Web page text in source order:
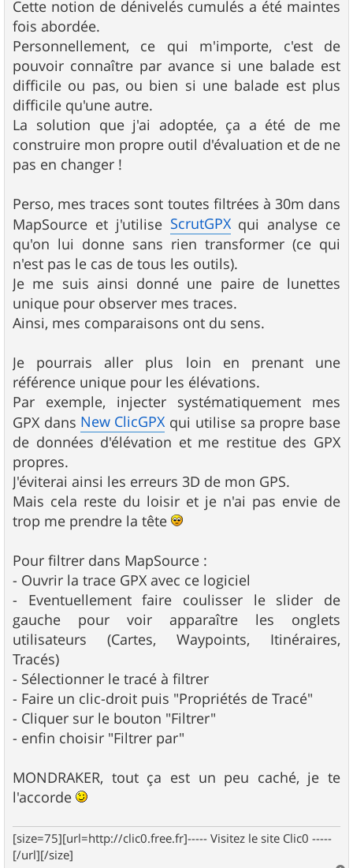
Cette notion de dénivelés cumulés a été maintes
fois abordée.
Personnellement, ce qui m'importe, c'est de
pouvoir connaître par avance si une balade est
difficile ou pas, ou bien si une balade est plus
difficile qu'une autre.
La solution que j'ai adoptée, ça a été de me
construire mon propre outil d'évaluation et de ne
pas en changer !
Perso, mes traces sont toutes filtrées à 30m dans
MapSource et j'utilise ScrutGPXqui analyse ce
qu'on lui donne sans rien transformer (ce qui
n'est pas le cas de tous les outils).
Je me suis ainsi donné une paire de lunettes
unique pour observer mes traces.
Ainsi, mes comparaisons ont du sens.
Je pourrais aller plus loin en prenant une
référence unique pour les élévations.
Par exemple, injecter systématiquement mes
GPX dans New ClicGPX qui utilise sa propre base
de données d'élévation et me restitue des GPX
propres.
J'éviterai ainsi les erreurs 3D de mon GPS.
Mais cela reste du loisir et je n'ai pas envie de
trop me prendre la tête
Pour filtrer dans MapSource :
- Ouvrir la trace GPX avec ce logiciel
- Eventuellement faire coulisser le slider de
gauche pour voir apparaître les onglets
utilisateurs (Cartes, Waypoints, Itinéraires,
Tracés)
- Sélectionner le tracé à filtrer
- Faire un clic-droit puis "Propriétés de Tracé"
- Cliquer sur le bouton "Filtrer"
- enfin choisir "Filtrer par"
MONDRAKER, tout ça est un peu caché, je te
l'accorde
[size=75][url=http://clic0.free.fr]----- Visitez le site Clic0 -----
[/url][/size]